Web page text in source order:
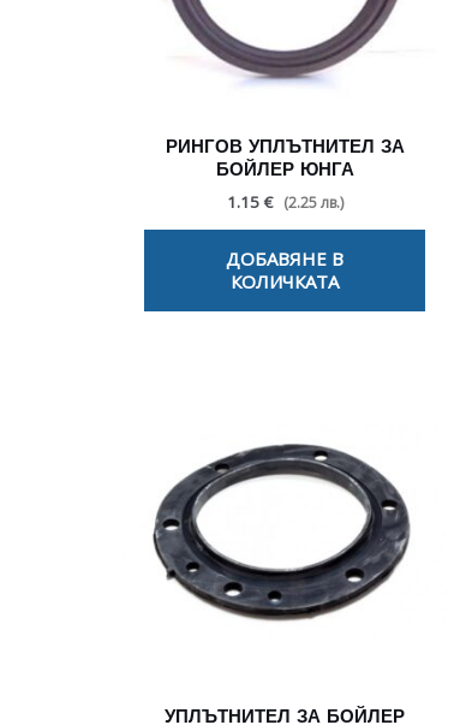
РИНГОВ УПЛЪТНИТЕЛ ЗА
БОЙЛЕР ЮНГА
1.15 € (2.25 лв.)
ДОБАВЯНЕ В
КОЛИЧКАТА
УПЛЪТНИТЕЛ ЗА БОЙЛЕР